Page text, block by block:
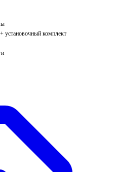
установочный комплект